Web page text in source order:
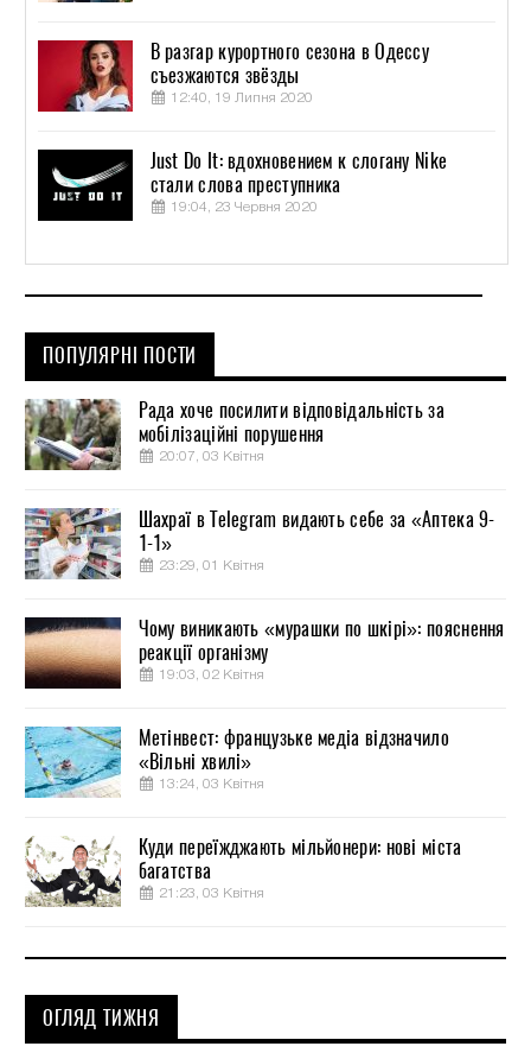
В разгар курортного сезона в Одессу
съезжаются звёзды
12:40, 19 Липня 2020
Just Do It: вдохновением к слогану Nike
стали слова преступника
19:04, 23 Червня 2020
ПОПУЛЯРНІ ПОСТИ
Рада хоче посилити відповідальність за
мобілізаційні порушення
20:07, 03 Квітня
Шахраї в Telegram видають себе за «Аптека 9-
1-1»
23:29, 01 Квітня
Чому виникають «мурашки по шкірі»: пояснення
реакції організму
19:03, 02 Квітня
Метінвест: французьке медіа відзначило
«Вільні хвилі»
13:24, 03 Квітня
Куди переїжджають мільйонери: нові міста
багатства
21:23, 03 Квітня
ОГЛЯД ТИЖНЯ